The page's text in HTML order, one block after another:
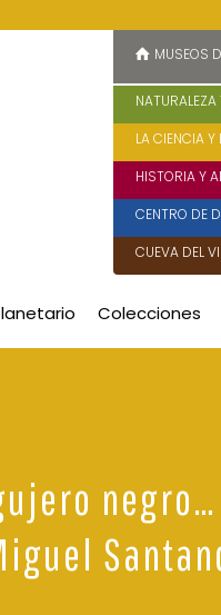
Colecciones
MUSEOS
LA CIENCIA Y
HISTORIA Y
CENTRO DE
CUEVA DEL